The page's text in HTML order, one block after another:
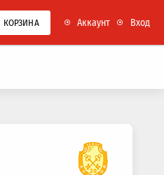
КОРЗИНА Аккаунт Вход